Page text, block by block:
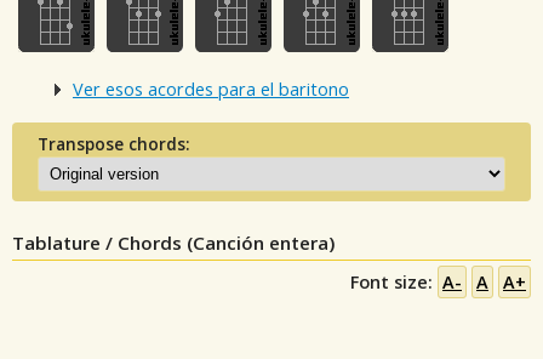
Ver esos acordes para el baritono
Transpose chords:
Tablature / Chords (Canción entera)
Font size: A- A A+